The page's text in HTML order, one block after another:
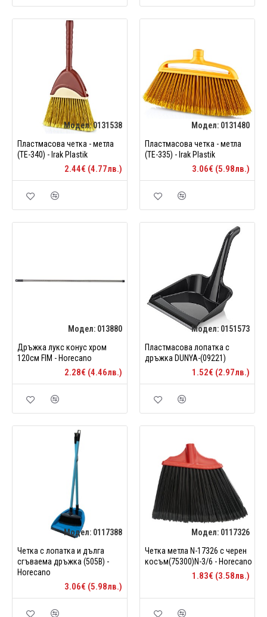
Модел:0131538
Пластмасова четка - метла
(TE-340) - Irak Plastik
2.44€ (4.77лв.)
Модел: 0131480
Пластмасова четка - метла
(TE-335) - Irak Plastik
3.06€ (5.98лв.)
Модел: 013880
Дръжка лукс конус хром
120см FIM - Horecano
2.28€ (4.46лв.)
Модел: 0151573
Пластмасова лопатка с
дръжка DUNYA-(09221)
1.52€ (2.97лв.)
Модел: 0117388
Четка с лопатка и дълга
сгъваема дръжка (505B) -
Horecano
3.06€ (5.98лв.)
Модел: 0117326
Четка метла N-17326 с черен
косъм(75300)N-3/6 - Horecano
1.83€ (3.58лв.)